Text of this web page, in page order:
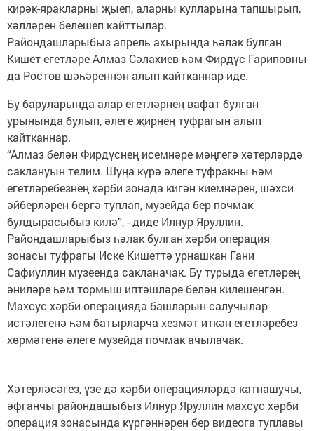
кирәк-яракларны җыеп, аларны кулларына тапшырып,
хәлләрен белешеп кайттылар.
Райондашларыбыз апрель ахырында һәлак булган
Кишет егетләре Алмаз Сәлахиев һәм Фирдүс Гариповны
да Ростов шәһәреннэн алып кайтканнар иде.
Бу баруларында алар егетләрнең вафат булган
урынында булып, әлеге җирнең туфрагын алып
кайтканнар.
“Алмаз белән Фирдүснең исемнәре мәңгегә хәтерләрдә
саклануын телим. Шуңа күрә әлеге туфракны һәм
егетләребезнең хәрби зонада кигән киемнәрен, шәхси
әйберләрен бергә туплап, музейда бер почмак
булдырасыбыз килә”, - диде Илнур Яруллин.
Райондашларыбыз һәлак булган хәрби операция
зонасы туфрагы Иске Кишеттә урнашкан Гани
Сафиуллин музеенда сакланачак. Бу турыда егетләрең
әниләре һәм тормыш иптәшләре белән килешенгән.
Махсус хәрби операциядә башларын салучылар
истәлегенә һәм батырларча хезмәт иткән егетләребез
хөрмәтенә әлеге музейда почмак ачылачак.
Хәтерләсәгез, үзе дә хәрби операцияләрдә катнашучы,
әфганчы райондашыбыз Илнур Яруллин махсус хәрби
операция зонасында күргәннәрен бер видеога туплавы